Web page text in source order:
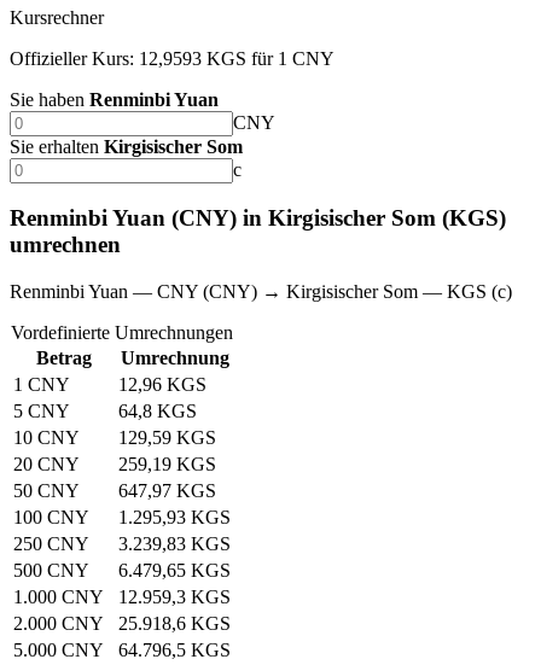
Kursrechner
Offizieller Kurs: 12,9593 KGS für 1 CNY
Sie haben Renminbi Yuan
CNY
Sie erhalten Kirgisischer Som
с
Renminbi Yuan (CNY) in Kirgisischer Som (KGS)
umrechnen
Renminbi Yuan — CNY (CNY) → Kirgisischer Som — KGS (с)
Vordefinierte Umrechnungen
Betrag
Umrechnung
1 CNY
12,96 KGS
5 CNY
64,8 KGS
10 CNY
129,59 KGS
20 CNY
259,19 KGS
50 CNY
647,97 KGS
100 CNY
1.295,93 KGS
250 CNY
3.239,83 KGS
500 CNY
6.479,65 KGS
1.000 CNY
12.959,3 KGS
2.000 CNY
25.918,6 KGS
5.000 CNY
64.796,5 KGS